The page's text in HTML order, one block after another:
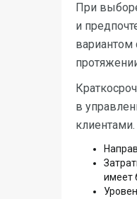
При
и
вариантом
в
имеет